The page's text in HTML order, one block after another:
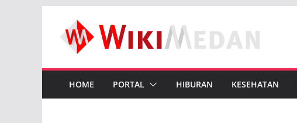
content
HOME PORTAL HIBURAN KESEHATAN